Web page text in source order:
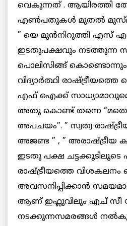
വെകുന്നത് . ആയിരത്തി
എണ്‍പതുകള്‍ മുതല്‍
” യെ മുന്‍നിറുത്തി
ഇടതുപക്ഷവും നടത്തുന്ന
പൊലിസിങ്ങ്
വിദ്യാര്‍ത്ഥി
എഫ് ഐക്ക്
അതു കൊണ്ട് തന്നെ
അപചയം”. ” സ്വത്വ
അജണ്ട ” , ” അരാഷ്ട്രീയ
ഇടതു പക്ഷ
രാഷ്ട്രീയത്തെ വിശകലനം
അവസനിപ്പിക്കാന്‍
ആണ് ഇഫ്ലുവിലും എച് സീ
നടക്കുന്നസമരങ്ങള്‍